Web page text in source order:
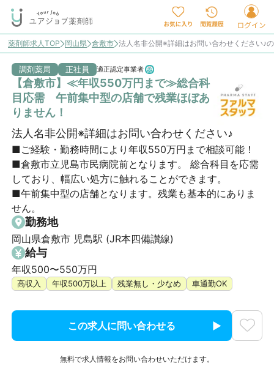
薬剤師求人TOP 岡山県 倉敷市 法人名非公開※詳細はお問い合わせください♪
調剤薬局 正社員 適正認定事業者
【倉敷市】≪年収550万円まで≫総合科
目応需 午前集中型の店舗で残業ほぼあ
りません！
法人名非公開※詳細はお問い合わせください♪
■ご経験・勤務時間により年収550万円まで相談可能！
■倉敷市立児島市民病院前となります。 総合科目を応需
しており、幅広い処方に触れることができます。
■午前集中型の店舗となります。残業も基本的にありま
せん。
勤務地
岡山県倉敷市 児島駅 (JR本四備讃線)
給与
年収500〜550万円
高収入 年収500万以上 残業無し・少なめ 車通勤OK
この求人に問い合わせる
無料で求人情報をお問い合わせいただけます。